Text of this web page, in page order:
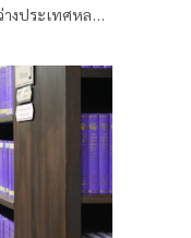
งประเทศหลาย
ลงว่าด้วยการ